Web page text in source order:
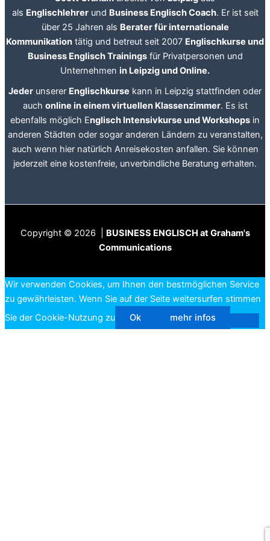
als Englischlehrerund Business Englisch Coach. Er ist seit
über 25 Jahren als Berater für internationale
Kommunikation tätig und betreut seit 2007 Englischkurse und
Business Englisch Trainingsfür Privatpersonen und
Unternehmen in Leipzig und Online.
Jeder unserer Englischkurse kann in Leipzig stattfinden oder
auch online in einem virtuellen Klassenzimmer. Es ist
ebenfalls möglich Englisch Intensivkurse und Workshops in
anderen Städten oder sogar anderen Ländern zu veranstalten,
auch wenn hier natürlich Anreisekosten anfallen. Sie können
jederzeit eine kostenfreie, unverbindliche Beratung erhalten.
Copyright © 2026 | BUSINESS ENGLISCH at Graham's
Communications
Wir verwenden Cookies, um Ihnen den bestmöglichen Service
zu gewährleisten. Wenn Sie auf der Seite weitersurfen stimmen
Sie der Cookie-Nutzung zu
Ok mehr infos